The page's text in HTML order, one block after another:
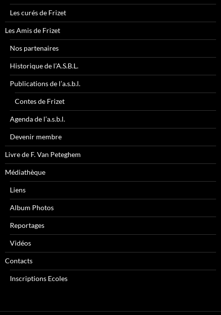
Les curés de Frizet
Les Amis de Frizet
Nos partenaires
Historique de l’A.S.B.L.
Publications de l’a.s.b.l.
Contes de Frizet
Agenda de l’a.s.b.l.
Devenir membre
Livre de F. Van Peteghem
Médiathèque
Liens
Album Photos
Reportages
Vidéos
Contacts
Inscriptions Ecoles